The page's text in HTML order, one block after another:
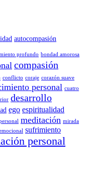
autocompasión
profundo bondad amorosa
compasión
conflicto coraje corazón suave
personal cuatro
desarrollo
ego espiritualidad
meditación mirada
sufrimiento
personal